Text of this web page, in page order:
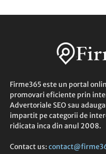
Firme365 este un portal
promovari eficiente prin
Advertoriale SEO sau
impartit pe categorii de
ridicata inca din anul 2008.
Contact us: